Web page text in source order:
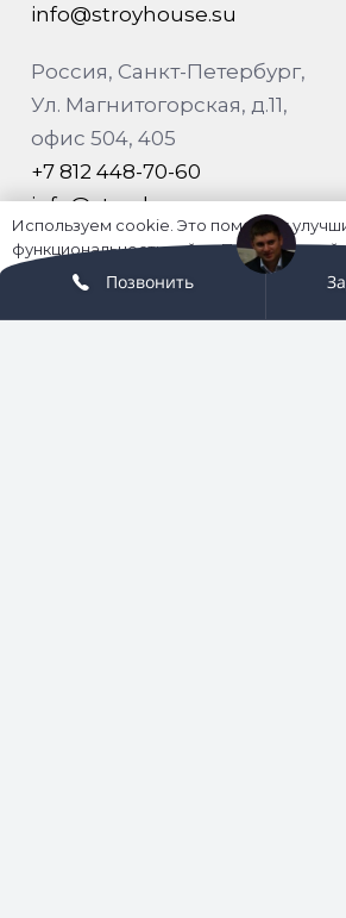
info@stroyhouse.su
Россия, Санкт-Петербург,
Ул. Магнитогорская, д.11,
офис 504, 405
+7 812 448-70-60
info@stroyhouse.su
О нас
История
Используем cookie. Это помогает
функциональность сайта. Пользуясь
соглашаетесь на их использование.
конфиденциальности
Позвонить